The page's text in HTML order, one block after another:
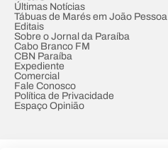
Últimas Notícias
Tábuas de Marés em João Pessoa
Editais
Sobre o Jornal da Paraíba
Cabo Branco FM
CBN Paraíba
Expediente
Comercial
Fale Conosco
Política de Privacidade
Espaço Opinião